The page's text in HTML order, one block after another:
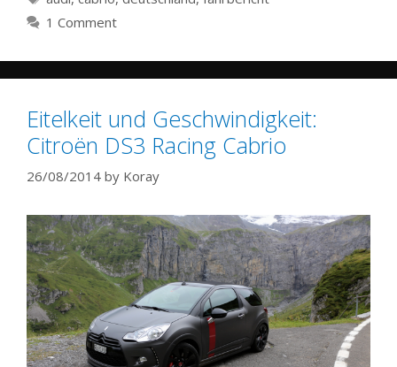
1 Comment
Eitelkeit und Geschwindigkeit:
Citroën DS3 Racing Cabrio
26/08/2014 by Koray